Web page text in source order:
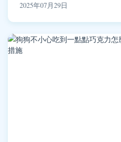
2025年07月29日